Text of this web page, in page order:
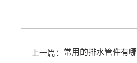
上一篇： 常用的排水管件有哪